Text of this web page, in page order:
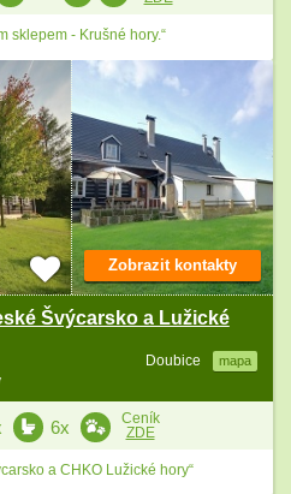
sklepem - Krušné hory.“
Švýcarsko a Lužické
Doubice mapa
Zobrazit kontakty
6x
Ceník
ZDE
a CHKO Lužické hory“